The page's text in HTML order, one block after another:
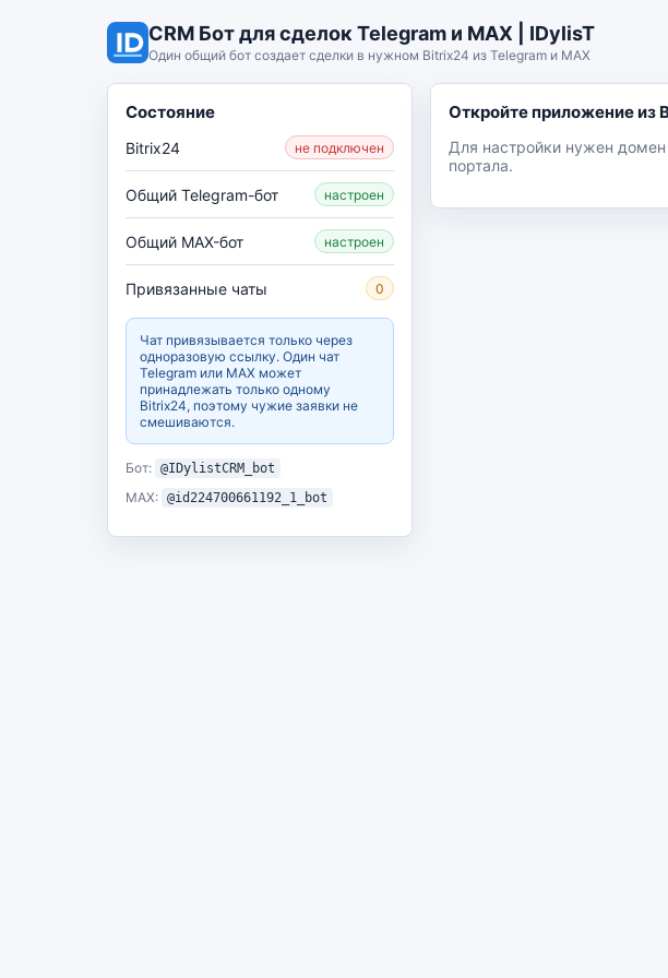
CRM Бот для сделок Telegram и MAX | IDylisT
Один общий бот создает сделки в нужном Bitrix24 из Telegram и MAX
Состояние
Bitrix24 не подключен
Общий Telegram-бот настроен
Общий MAX-бот настроен
Привязанные чаты 0
Чат привязывается только через
одноразовую ссылку. Один чат
Telegram или MAX может
принадлежать только одному
Bitrix24, поэтому чужие заявки не
смешиваются.
Бот: @IDylistCRM_bot
MAX: @id224700661192_1_bot
Откройте приложение из
Для настройки нужен домен
портала.